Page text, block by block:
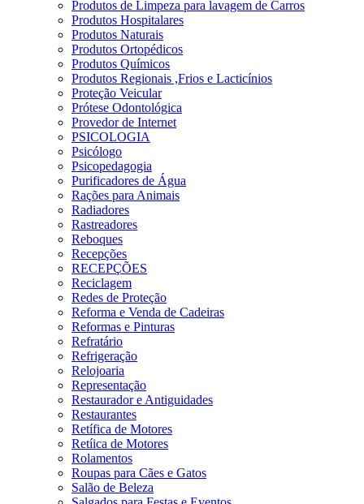
Produtos de Limpeza para lavagem de Carros
Produtos Hospitalares
Produtos Naturais
Produtos Ortopédicos
Produtos Químicos
Produtos Regionais ,Frios e Lacticínios
Proteção Veicular
Prótese Odontológica
Provedor de Internet
PSICOLOGIA
Psicólogo
Psicopedagogia
Purificadores de Água
Rações para Animais
Radiadores
Rastreadores
Reboques
Recepções
RECEPÇÕES
Reciclagem
Redes de Proteção
Reforma e Venda de Cadeiras
Reformas e Pinturas
Refratário
Refrigeração
Relojoaria
Representação
Restaurador e Antiguidades
Restaurantes
Retífica de Motores
Retíica de Motores
Rolamentos
Roupas para Cães e Gatos
Salão de Beleza